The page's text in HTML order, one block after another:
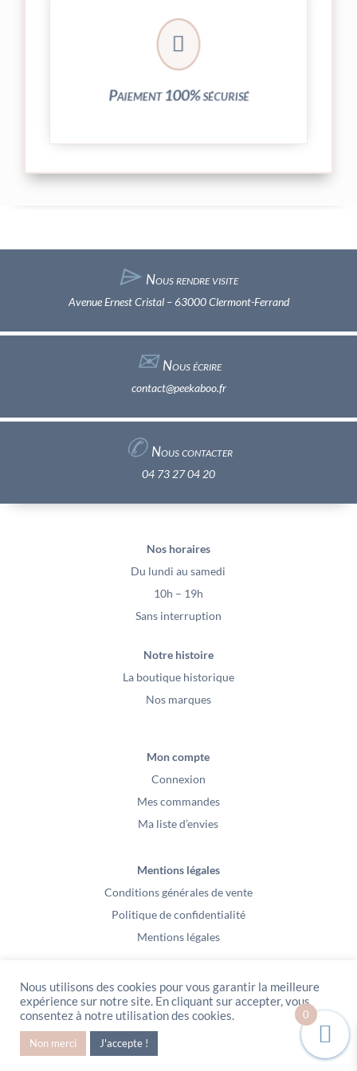

Paiement 100% sécurisé
Vos transactions par carte bancaire sont
entièrement sécurisées grâce au système
crypté de notre partenaire PayPlug.
⌲ Nous rendre visite
Avenue Ernest Cristal – 63000 Clermont-Ferrand
✉︎Nous écrire
contact@peekaboo.fr
✆ Nous contacter
04 73 27 04 20
Nos horaires
Du lundi au samedi
10h – 19h
Sans interruption
Notre histoire
La boutique historique
Nos marques
Mon compte
Connexion
Mes commandes
Ma liste d’envies
Mentions légales
Conditions générales de vente
Politique de confidentialité
Mentions légales
PeeKaBoo / Sarl Gablia au capital de 10 000 euros – Av Ernest Cristal 63
000 Clermont-Ferrand – Copyright2021 – Tous droits réservés – Vidéo
Media l’Abeille / Site Web : Pixel
Nous utilisons des cookies pour vous garantir la meilleure
expérience sur notre site. En cliquant sur accepter, vous
consentez à notre utilisation des cookies.
Non merci J'accepte !
0